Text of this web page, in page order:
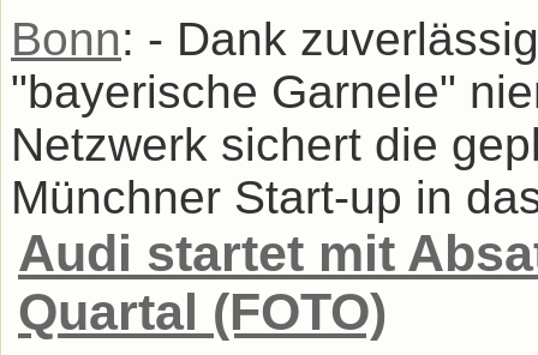
Bonn: - Dank
"bayerische Garnele"
Netzwerk sichert die
Münchner Start-up in
Audi startet mit
Quartal (FOTO)